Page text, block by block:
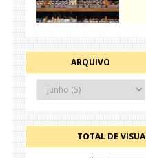
ARQUIVO
TOTAL DE